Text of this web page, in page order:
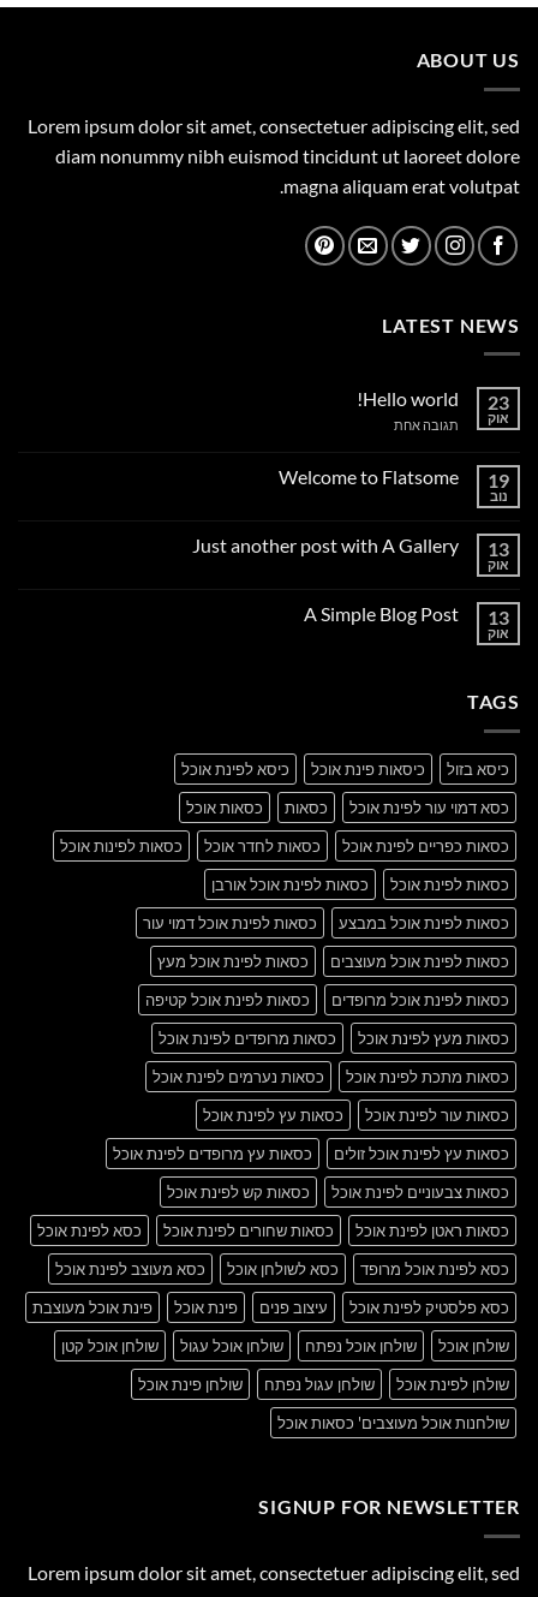
450.00 ₪.
359.00 ₪.
ABOUT US
Lorem ipsum dolor sit amet, consectetuer adipiscing elit, sed
diam nonummy nibh euismod tincidunt ut laoreet dolore
magna aliquam erat volutpat.
LATEST NEWS
23
אוק
Hello world!
תגובה אחתעל
19
נוב
Welcome to Flatsome
Welcome
13
אוק
Just another post with A Gallery
Just
13
אוק
A Simple Blog Post
TAGS
כיסא בזול כיסאות פינת אוכל
כיסא לפינת אוכל
כסא דמוי עור לפינת אוכל
כסאות
כסאות אוכל
כסאות כפריים לפינת אוכל
כסאות לחדר אוכל
כסאות לפינות אוכל
כסאות לפינת אוכל
כסאות לפינת אוכל אורבן
כסאות לפינת אוכל במבצע
כסאות לפינת אוכל דמוי עור
כסאות לפינת אוכל מעוצבים
כסאות לפינת אוכל מעץ
כסאות לפינת אוכל מרופדים
כסאות לפינת אוכל קטיפה
כסאות מעץ לפינת אוכל
כסאות מרופדים לפינת אוכל
כסאות מתכת לפינת אוכל
כסאות נערמים לפינת אוכל
כסאות עור לפינת אוכל
כסאות עץ לפינת אוכל
כסאות עץ לפינת אוכל זולים
כסאות עץ מרופדים לפינת אוכל
כסאות צבעוניים לפינת אוכל
כסאות קש לפינת אוכל
כסאות ראטן לפינת אוכל
כסאות שחורים לפינת אוכל
כסא לפינת אוכל
כסא לפינת אוכל מרופד
כסא לשולחן אוכל
כסא מעוצב לפינת אוכל
כסא פלסטיק לפינת אוכל
עיצוב פנים פינת אוכל
פינת אוכל מעוצבת
שולחן אוכל
שולחן אוכל נפתח שולחן אוכל עגול
שולחן אוכל קטן
שולחן לפינת אוכל
שולחן עגול נפתח
שולחן פינת אוכל
שולחנות אוכל מעוצבים' כסאות אוכל
SIGNUP FOR NEWSLETTER
Lorem ipsum dolor sit amet, consectetuer adipiscing elit, sed